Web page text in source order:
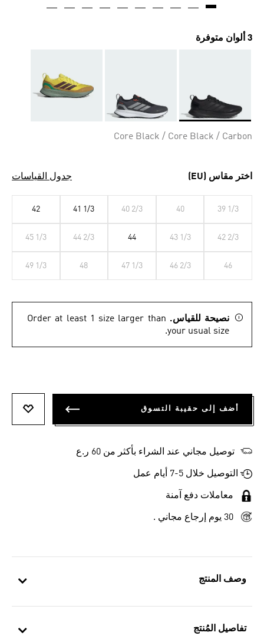
وصف المنتج
تفاصيل المُنتج
3 ألوان متوفرة
Core Black / Core Black / Carbon
اختر مقاس (EU) جدول القياسات
39 1/3
40
40 2/3
41 1/3
42
42 2/3
43 1/3
44
44 2/3
45 1/3
46
46 2/3
47 1/3
48
49 1/3
نصيحة للقياس. Order at least 1 size larger than
your usual size.
أضف إلى حقيبة التسوق
توصيل مجاني عند الشراء بأكثر من 60 ر.ع
التوصيل خلال 5-7 أيام عمل
معاملات دفع آمنة